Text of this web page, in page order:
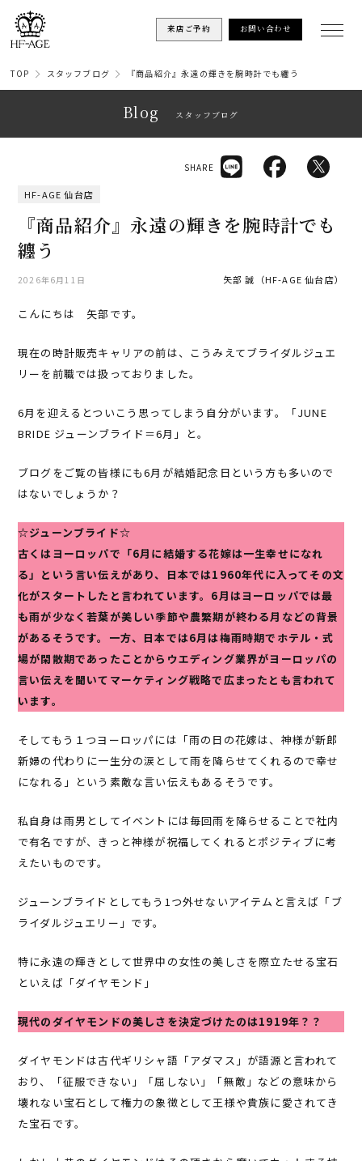
来店ご予約 お問い合わせ
TOP スタッフブログ 『商品紹介』永遠の輝きを腕時計でも纏う
Blog スタッフブログ
HF-AGE 仙台店
『商品紹介』永遠の輝きを腕時計でも
纏う
2026年6月11日 矢部 誠（HF-AGE 仙台店）
SHARE
こんにちは 矢部です。
現在の時計販売キャリアの前は、こうみえてブライダルジュエ
リーを前職では扱っておりました。
6月を迎えるとついこう思ってしまう自分がいます。「JUNE
BRIDE ジューンブライド＝6月」と。
ブログをご覧の皆様にも6月が結婚記念日という方も多いので
はないでしょうか？
☆ジューンブライド☆
古くはヨーロッパで「6月に結婚する花嫁は一生幸せになれ
る」という言い伝えがあり、日本では1960年代に入ってその文
化がスタートしたと言われています。6月はヨーロッパでは最
も雨が少なく若葉が美しい季節や農繁期が終わる月などの背景
があるそうです。一方、日本では6月は梅雨時期でホテル・式
場が閑散期であったことからウエディング業界がヨーロッパの
言い伝えを聞いてマーケティング戦略で広まったとも言われて
います。
そしてもう１つヨーロッパには「雨の日の花嫁は、神様が新郎
新婦の代わりに一生分の涙として雨を降らせてくれるので幸せ
になれる」という素敵な言い伝えもあるそうです。
私自身は雨男としてイベントには毎回雨を降らせることで社内
で有名ですが、きっと神様が祝福してくれるとポジティブに考
えたいものです。
ジューンブライドとしてもう1つ外せないアイテムと言えば「ブ
ライダルジュエリー」です。
特に永遠の輝きとして世界中の女性の美しさを際立たせる宝石
といえば「ダイヤモンド」
現代のダイヤモンドの美しさを決定づけたのは1919年？？
ダイヤモンドは古代ギリシャ語「アダマス」が語源と言われて
おり、「征服できない」「屈しない」「無敵」などの意味から
壊れない宝石として権力の象徴として王様や貴族に愛されてき
た宝石です。